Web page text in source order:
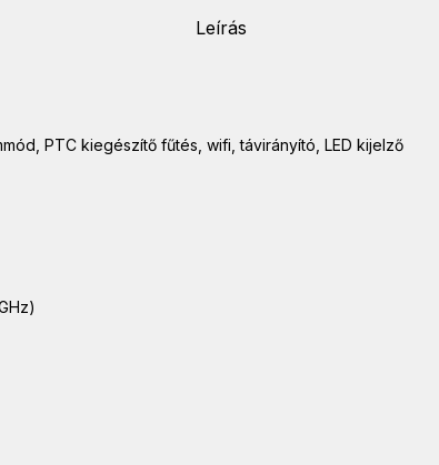
Leírás
PTC kiegészítő fűtés, wifi, távirányító, LED kijelző